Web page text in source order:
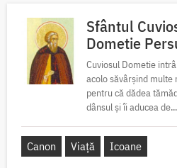
Sfântul
Dometie
Cuviosul Dometie
acolo săvârșind multe
pentru că dădea
dânsul și îi aducea de...
Canon Viață Icoane